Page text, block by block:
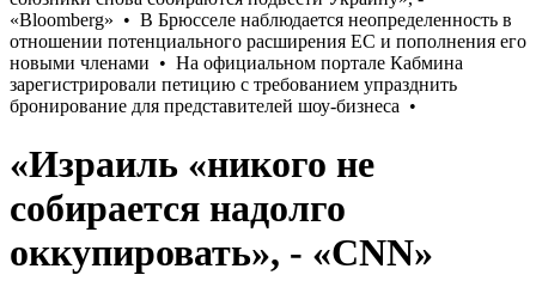
«Израиль «никого не
собирается надолго
оккупировать», - «CNN»